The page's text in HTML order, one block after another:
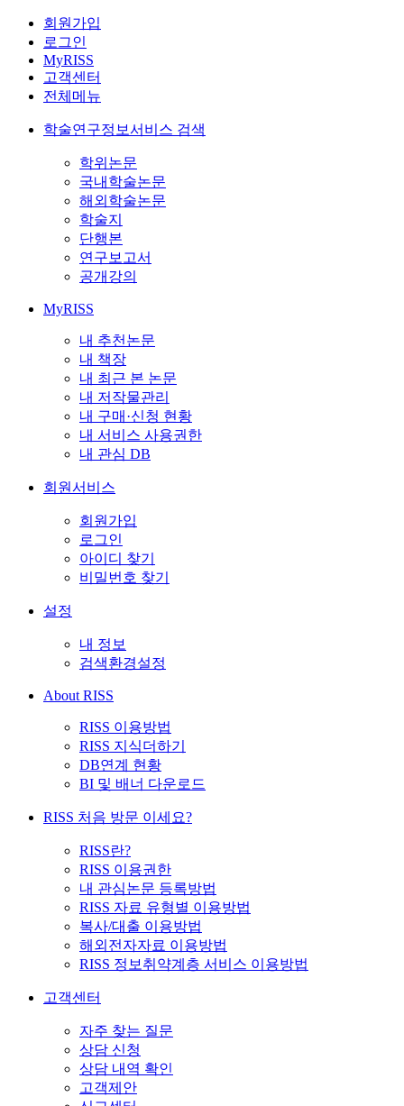
회원가입
로그인
MyRISS
고객센터
전체메뉴
학술연구정보서비스 검색
학위논문
국내학술논문
해외학술논문
학술지
단행본
연구보고서
공개강의
MyRISS
내 추천논문
내 책장
내 최근 본 논문
내 저작물관리
내 구매·신청 현황
내 서비스 사용권한
내 관심 DB
회원서비스
회원가입
로그인
아이디 찾기
비밀번호 찾기
설정
내 정보
검색환경설정
About RISS
RISS 이용방법
RISS 지식더하기
DB연계 현황
BI 및 배너 다운로드
RISS 처음 방문 이세요?
RISS란?
RISS 이용권한
내 관심논문 등록방법
RISS 자료 유형별 이용방법
복사/대출 이용방법
해외전자자료 이용방법
RISS 정보취약계층 서비스 이용방법
고객센터
자주 찾는 질문
상담 신청
상담 내역 확인
고객제안